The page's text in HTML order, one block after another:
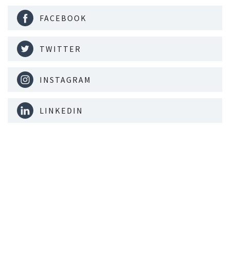
FACEBOOK
TWITTER
INSTAGRAM
LINKEDIN